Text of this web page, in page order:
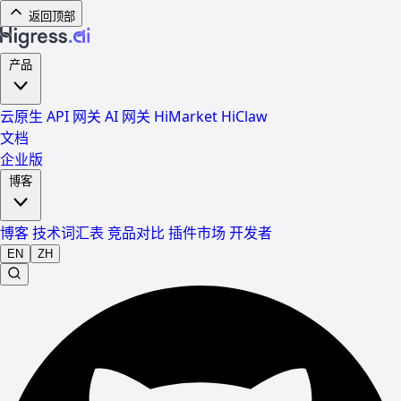
返回顶部
云原生 API 网关 AI 网关 HiMarket HiClaw
文档
企业版
博客技术词汇表 竞品对比 插件市场 开发者
EN ZH